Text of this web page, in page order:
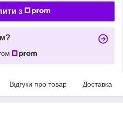
з
Відгуки про товар Доставка